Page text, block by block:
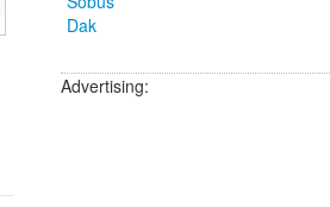
Dak
Advertising: